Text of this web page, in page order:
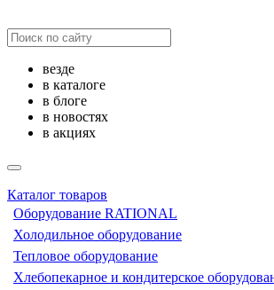
везде
в каталоге
в блоге
в новостях
в акциях
Каталог товаров
Оборудование RATIONAL
Холодильное оборудование
Тепловое оборудование
Хлебопекарное и кондитерское